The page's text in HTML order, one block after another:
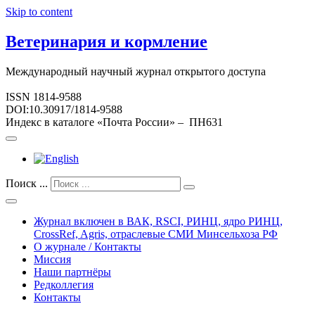
Skip to content
Ветеринария и кормление
Международный научный журнал открытого доступа
ISSN 1814-9588
DOI:10.30917/1814-9588
Индекс в каталоге «Почта России» – ПН631
Поиск ...
Журнал включен в ВАК, RSCI, РИНЦ, ядро РИНЦ,
CrossRef, Agris, отраслевые СМИ Минсельхоза РФ
О журнале / Контакты
Миссия
Наши партнёры
Редколлегия
Контакты